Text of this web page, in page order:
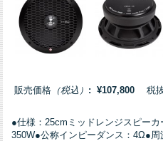
販売価格 （税込） : ¥107,800 税抜
●仕様：25cmミッドレンジスピー
350W●公称インピーダンス：4Ω●周